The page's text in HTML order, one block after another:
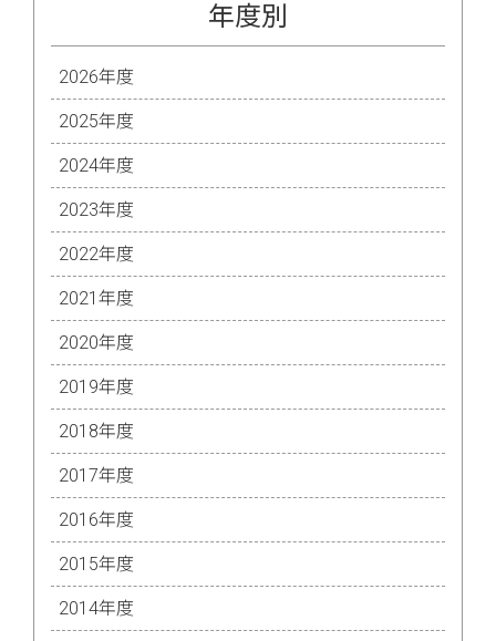
年度別
2026年度
2025年度
2024年度
2023年度
2022年度
2021年度
2020年度
2019年度
2018年度
2017年度
2016年度
2015年度
2014年度